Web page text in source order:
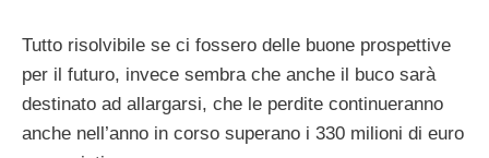
Tutto risolvibile se ci fossero delle buone prospettive
per il futuro, invece sembra che anche il buco sarà
destinato ad allargarsi, che le perdite continueranno
anche nell’anno in corso superano i 330 milioni di euro